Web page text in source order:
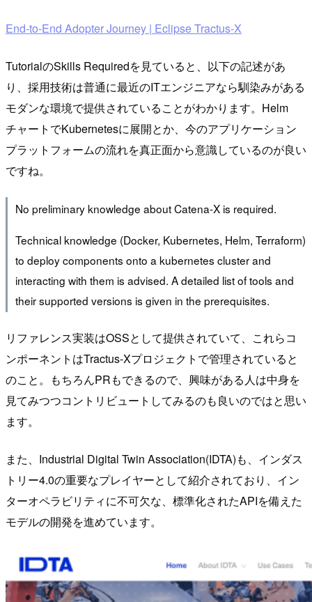
End-to-End Adopter Journey | Eclipse Tractus-X
TutorialのSkills Requiredを見ていると、以下の記述があ
り、採用技術は普通に最近のITエンジニアなら馴染みがある
モダンな環境で提供されていることがわかります。Helm
チャートでKubernetesに展開とか、今のアプリケーション
プラットフォームの流れを真正面から意識しているのが良い
ですね。
No preliminary knowledge about Catena-X is required.
Technical knowledge (Docker, Kubernetes, Helm, Terraform)
to deploy components onto a kubernetes cluster and
interacting with them is advised. A detailed list of tools and
their supported versions is given in the prerequisites.
リファレンス実装はOSSとして提供されていて、これらコ
ンポーネントはTractus-Xプロジェクトで管理されていると
のこと。もちろんPRもできるので、興味がある人は中身を
見てみつつコントリビュートしてみるのも良いのではと思い
ます。
また、Industrial Digital Twin Association(IDTA)も、インダス
トリー4.0の重要なプレイヤーとして紹介されており、イン
ターオペラビリティに不可欠な、標準化されたAPIを備えた
モデルの開発を進めています。